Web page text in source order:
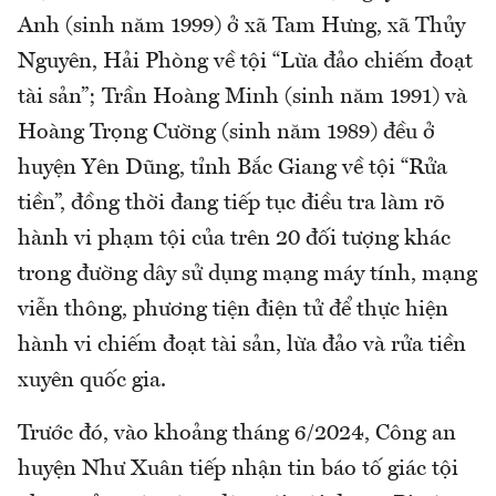
Anh (sinh năm 1999) ở xã Tam Hưng, xã Thủy
Nguyên, Hải Phòng về tội “Lừa đảo chiếm đoạt
tài sản”; Trần Hoàng Minh (sinh năm 1991) và
Hoàng Trọng Cường (sinh năm 1989) đều ở
huyện Yên Dũng, tỉnh Bắc Giang về tội “Rửa
tiền”, đồng thời đang tiếp tục điều tra làm rõ
hành vi phạm tội của trên 20 đối tượng khác
trong đường dây sử dụng mạng máy tính, mạng
viễn thông, phương tiện điện tử để thực hiện
hành vi chiếm đoạt tài sản, lừa đảo và rửa tiền
xuyên quốc gia.
Trước đó, vào khoảng tháng 6/2024, Công an
huyện Như Xuân tiếp nhận tin báo tố giác tội